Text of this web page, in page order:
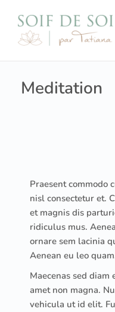
Meditation
Praesent commodo
nisl consectetur et.
et magnis dis
ridiculus mus.
ornare sem lacinia
Aenean eu leo
Maecenas sed
amet non magna.
vehicula ut id elit.